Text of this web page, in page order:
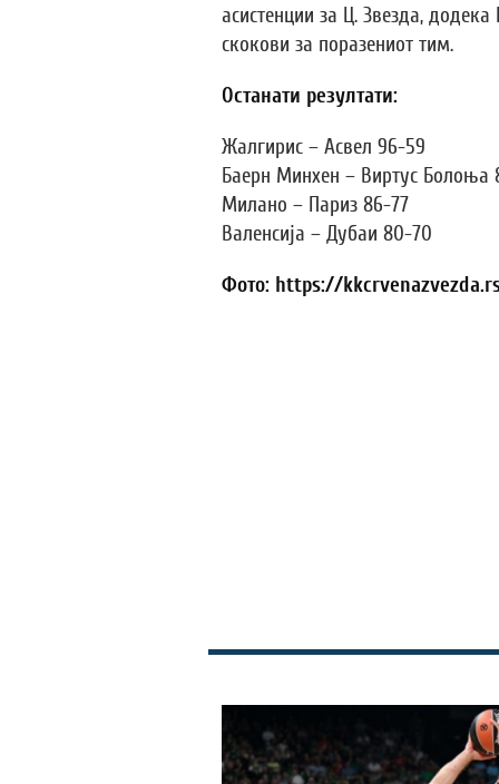
асистенции за Ц. Звезда,
скокови за поразениот тим.
Останати резултати:
Жалгирис – Асвел 96-59
Баерн Минхен – Виртус Болоња
Милано – Париз 86-77
Валенсија – Дубаи 80-70
Фото: https://